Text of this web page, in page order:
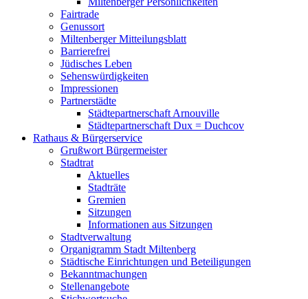
Fairtrade
Genussort
Miltenberger Mitteilungsblatt
Barrierefrei
Jüdisches Leben
Sehenswürdigkeiten
Impressionen
Partnerstädte
Städtepartnerschaft Arnouville
Städtepartnerschaft Dux = Duchcov
Rathaus & Bürgerservice
Grußwort Bürgermeister
Stadtrat
Aktuelles
Stadträte
Gremien
Sitzungen
Informationen aus Sitzungen
Stadtverwaltung
Organigramm Stadt Miltenberg
Städtische Einrichtungen und Beteiligungen
Bekanntmachungen
Stellenangebote